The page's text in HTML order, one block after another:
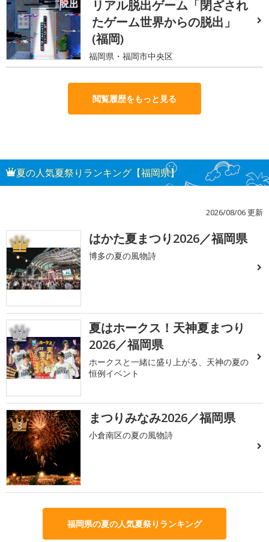
リアル脱出ゲーム「閉ざされ
たゲーム世界からの脱出」
(福岡)
福岡県・福岡市中央区
閲覧履歴をもっと見る
夏の人気夏祭りランキング【福岡県】
2026/08/06 更新
1 はかた夏まつり2026／福岡県
博多の夏の風物詩
2
夏はホークス！天神夏まつり
2026／福岡県
ホークスと一緒に盛り上がる、天神の夏の
恒例イベント
3 まつりみなみ2026／福岡県
小倉南区の夏の風物詩
福岡県の夏の人気夏祭りランキング